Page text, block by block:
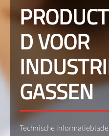
D VOOR
GASSEN
Technische